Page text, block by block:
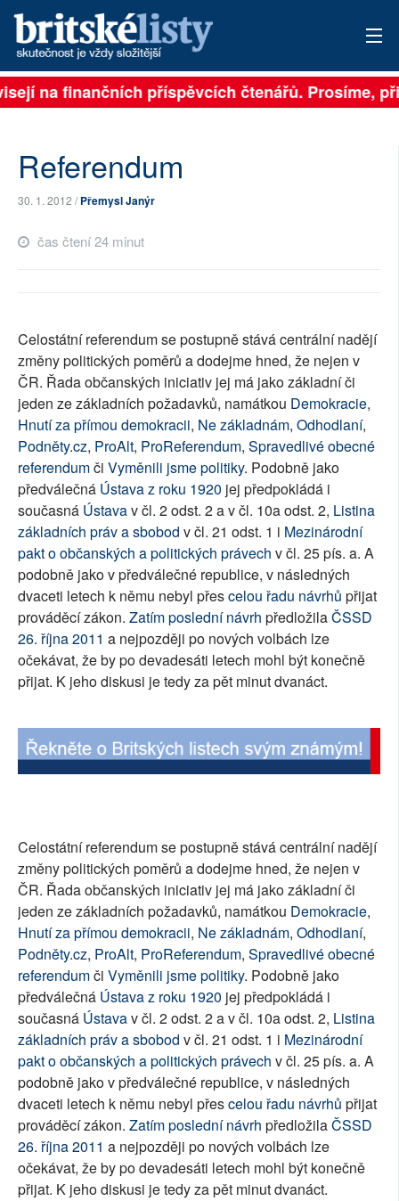
PŘIHLÁSIT
ARCHIV
AUTOŘI
PŘÍSPĚVKY NA PROVOZ
SOCIÁLNÍ SÍTĚ
RUBRIKY
PLNÁ VERZE STRÁNEK
na finančních příspěvcích čtenářů. Prosíme,
Referendum
30. 1. 2012 /Přemysl Janýr
čas čtení 24 minut
Celostátní referendum se postupně stává centrální nadějí
změny politických poměrů a dodejme hned, že nejen v
ČR. Řada občanských iniciativ jej má jako základní či
jeden ze základních požadavků, namátkou Demokracie,
Hnutí za přímou demokracii, Ne základnám, Odhodlaní,
Podněty.cz, ProAlt, ProReferendum, Spravedlivé obecné
referendumči Vyměnili jsme politiky. Podobně jako
předválečná Ústava z roku 1920 jej předpokládá i
současná Ústavav čl. 2 odst. 2 a v čl. 10a odst. 2, Listina
základních práv a sbobod v čl. 21 odst. 1 i Mezinárodní
pakt o občanských a politických právech v čl. 25 pís. a. A
podobně jako v předválečné republice, v následných
dvaceti letech k němu nebyl přescelou řadu návrhů přijat
prováděcí zákon. Zatím poslední návrh předložilaČSSD
26. října 2011 a nejpozději po nových volbách lze
očekávat, že by po devadesáti letech mohl být konečně
přijat. K jeho diskusi je tedy za pět minut dvanáct.
Celostátní referendum se postupně stává centrální nadějí
změny politických poměrů a dodejme hned, že nejen v
ČR. Řada občanských iniciativ jej má jako základní či
jeden ze základních požadavků, namátkou Demokracie,
Hnutí za přímou demokracii, Ne základnám, Odhodlaní,
Podněty.cz, ProAlt, ProReferendum, Spravedlivé obecné
referendumči Vyměnili jsme politiky. Podobně jako
předválečná Ústava z roku 1920 jej předpokládá i
současná Ústavav čl. 2 odst. 2 a v čl. 10a odst. 2, Listina
základních práv a sbobod v čl. 21 odst. 1 i Mezinárodní
pakt o občanských a politických právech v čl. 25 pís. a. A
podobně jako v předválečné republice, v následných
dvaceti letech k němu nebyl přescelou řadu návrhů přijat
prováděcí zákon. Zatím poslední návrh předložilaČSSD
26. října 2011 a nejpozději po nových volbách lze
očekávat, že by po devadesáti letech mohl být konečně
přijat. K jeho diskusi je tedy za pět minut dvanáct.